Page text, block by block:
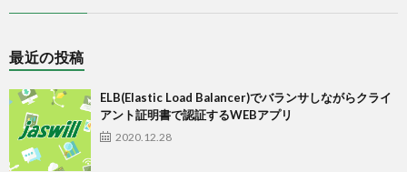
最近の投稿
ELB(Elastic Load Balancer)でバランサしながらクライ
アント証明書で認証するWEBアプリ
2020.12.28